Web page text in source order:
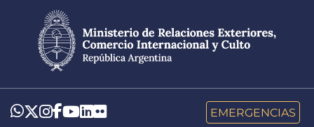
contenido
principal
Whatsapp
Twitter
Instagram
Facebook
YouTube
LinkedIn
Flickr EMERGENCIAS